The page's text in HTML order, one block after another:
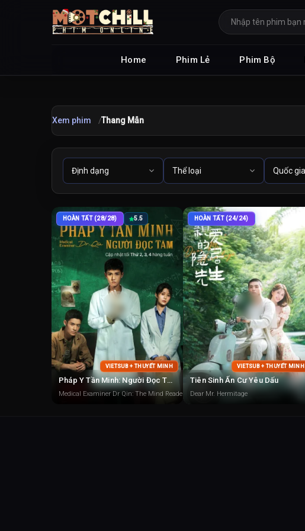
Home Phim Lẻ Phim Bộ
Xem phim Thang Mẫn
HOÀN TẤT (28/28) 5.5
VIETSUB + THUYẾT MINH
Pháp Y Tần Minh: Người Đọc Tâm
Medical Examiner Dr Qin: The Mind Reader
HOÀN TẤT (24/24)
VIETSUB + THUYẾT MINH
Tiên Sinh Ẩn Cư Yêu Dấu
Dear Mr. Hermitage